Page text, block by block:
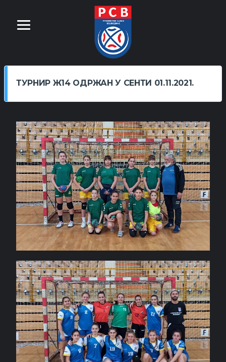
ТУРНИР Ж14 ОДРЖАН У СЕНТИ 01.11.2021.